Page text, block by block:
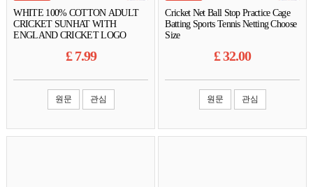
WHITE 100% COTTON ADULT
CRICKET SUNHAT WITH
ENGLAND CRICKET LOGO
£7.99
원문 관심
Cricket Net Ball Stop Practice Cage
Batting Sports Tennis Netting Choose
Size
£32.00
원문 관심